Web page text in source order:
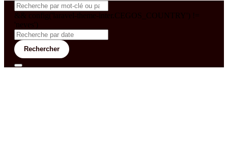
&& config('laravel-theme-inter.CEGOS_COUNTRY') !=
'neves')
Rechercher